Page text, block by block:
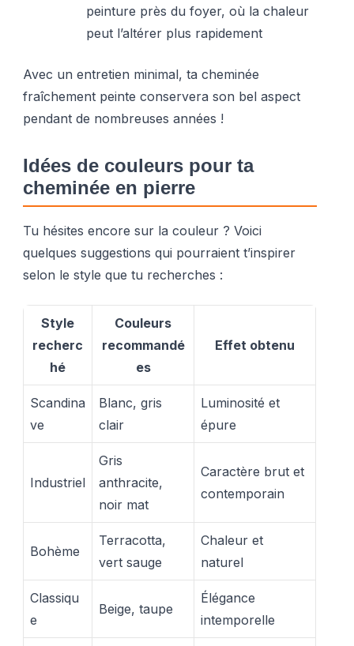
peinture près du foyer, où la chaleur
peut l’altérer plus rapidement
Avec un entretien minimal, ta cheminée
fraîchement peinte conservera son bel aspect
pendant de nombreuses années !
Idées de couleurs pour ta
cheminée en pierre
Tu hésites encore sur la couleur ? Voici
quelques suggestions qui pourraient t’inspirer
selon le style que tu recherches :
Style
recherc
hé
Couleurs
recommandé
es
Effet obtenu
Scandina
ve
Blanc, gris
clair
Luminosité et
épure
Industriel
Gris
anthracite,
noir mat
Caractère brut et
contemporain
Bohème
Terracotta,
vert sauge
Chaleur et
naturel
Classiqu
e
Beige, taupe
Élégance
intemporelle